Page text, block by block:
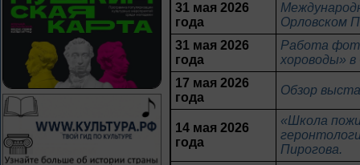
31 мая 2026
года
Орловском
31 мая 2026
года
Работа
хороводы»
17 мая 2026
года
Обзор
14 мая 2026
года
«Школа
Пирогова.